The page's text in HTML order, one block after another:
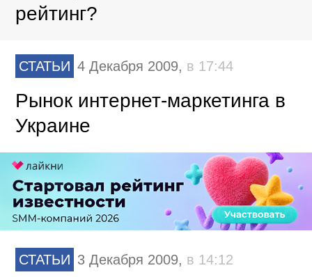
рейтинг?
СТАТЬИ 4 Декабря 2009, в 17:44
Рынок интернет-маркетинга в
Украине
СТАТЬИ 3 Декабря 2009, в 14:12